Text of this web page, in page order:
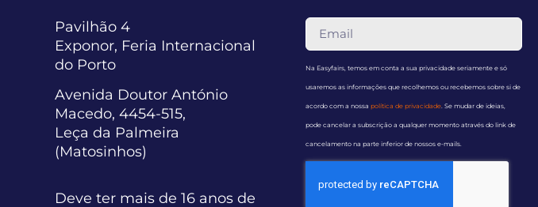
Pavilhão 4
Exponor, Feria Internacional
do Porto
Avenida Doutor António
Macedo, 4454-515,
Leça da Palmeira
(Matosinhos)
Deve ter mais de 16 anos de
Na Easyfairs, temos em conta a sua privacidade seriamente e só
usaremos as informações que recolhemos ou recebemos sobre si de
acordo com a nossa política de privacidade. Se mudar de ideias,
pode cancelar a subscrição a qualquer momento através do link de
cancelamento na parte inferior de nossos e-mails.